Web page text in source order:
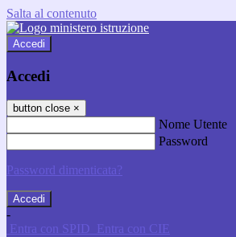
Salta al contenuto
Accedi
Accedi
button close ×
Nome Utente
Password
Password dimenticata?
-
Entra con SPID Entra con CIE